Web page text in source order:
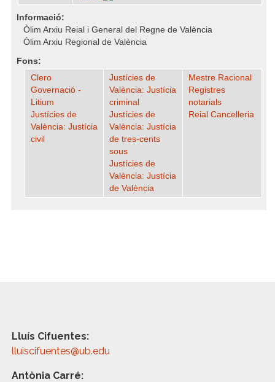
Informació:
Òlim Arxiu Reial i General del Regne de València
Òlim Arxiu Regional de València
Fons:
Clero
Governació -
Litium
Justícies de
València: Justícia
civil
Justícies de
València: Justícia
criminal
Justícies de
València: Justícia
de tres-cents
sous
Justícies de
València: Justícia
de València
Mestre Racional
Registres
notarials
Reial Cancelleria
Lluís Cifuentes:
lluiscifuentes@ub.edu
Antònia Carré: